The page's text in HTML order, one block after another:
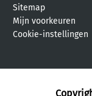
Sitemap
Mijn voorkeuren
Cookie-instellingen